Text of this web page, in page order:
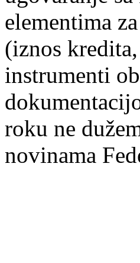
elementima
(iznos
instrumenti
roku ne
novinama